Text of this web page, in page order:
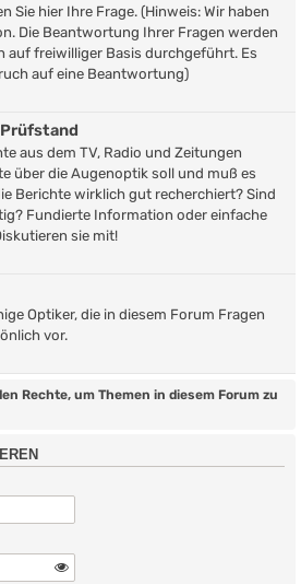
Sie hier Ihre Frage. (Hinweis: Wir haben
Die Beantwortung Ihrer Fragen werden
auf freiwilliger Basis durchgeführt. Es
auf eine Beantwortung)
Prüfstand
aus dem TV, Radio und Zeitungen
über die Augenoptik soll und muß es
Berichte wirklich gut recherchiert? Sind
Fundierte Information oder einfache
sie mit!
Optiker, die in diesem Forum Fragen
vor.
Rechte, um Themen in diesem Forum zu